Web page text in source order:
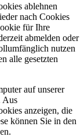
ablehnen
nach Cookies
für Ihre
abmelden oder
nutzen
alle gesetzten
auf unserer
Aus
anzeigen, die
können Sie in den